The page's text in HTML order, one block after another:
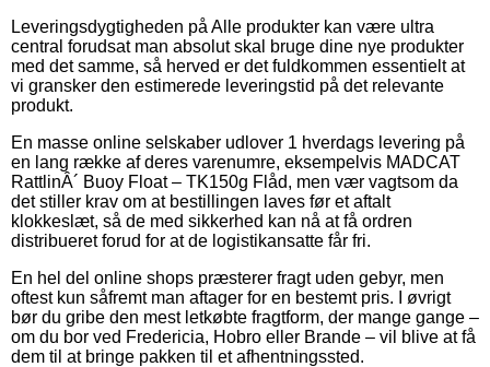
Leveringsdygtigheden på Alle produkter kan være ultra
central forudsat man absolut skal bruge dine nye produkter
med det samme, så herved er det fuldkommen essentielt at
vi gransker den estimerede leveringstid på det relevante
produkt.
En masse online selskaber udlover 1 hverdags levering på
en lang række af deres varenumre, eksempelvis MADCAT
RattlinÂ´ Buoy Float – TK150g Flåd, men vær vagtsom da
det stiller krav om at bestillingen laves før et aftalt
klokkeslæt, så de med sikkerhed kan nå at få ordren
distribueret forud for at de logistikansatte får fri.
En hel del online shops præsterer fragt uden gebyr, men
oftest kun såfremt man aftager for en bestemt pris. I øvrigt
bør du gribe den mest letkøbte fragtform, der mange gange –
om du bor ved Fredericia, Hobro eller Brande – vil blive at få
dem til at bringe pakken til et afhentningssted.